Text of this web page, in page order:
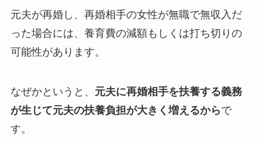
元夫が再婚し、再婚相手の女性が無職で無収入だ
った場合には、養育費の減額もしくは打ち切りの
可能性があります。
なぜかというと、 元夫に再婚相手を扶養する義務
が生じて元夫の扶養負担が大きく増えるからで
す。